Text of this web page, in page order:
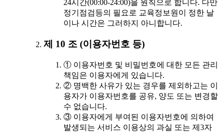
24시간(00:00-24:00)을 원칙으로 합니다. 다만
정기점검등의 필요로 교육정보원이 정한 날
이나 시간은 그러하지 아니합니다.
제 10 조 (이용자번호 등)
① 이용자번호 및 비밀번호에 대한 모든 관리
책임은 이용자에게 있습니다.
② 명백한 사유가 있는 경우를 제외하고는 이
용자가 이용자번호를 공유, 양도 또는 변경할
수 없습니다.
③ 이용자에게 부여된 이용자번호에 의하여
발생되는 서비스 이용상의 과실 또는 제3자